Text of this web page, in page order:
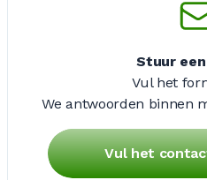
Stuur
Vul het
We antwoorden binnen
Vul het